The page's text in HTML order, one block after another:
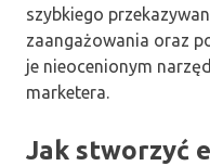
szybkiego
zaangażowania oraz
je nieocenionym
marketera.
Jak stworzyć